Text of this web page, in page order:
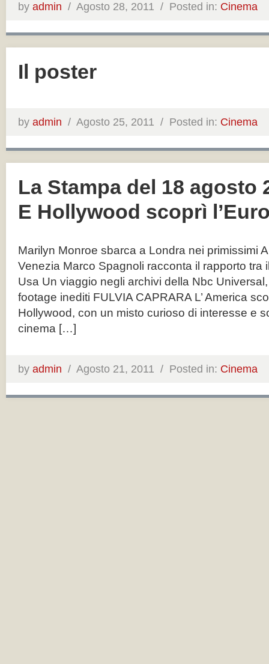
by admin / Agosto 28, 2011 / Posted in: Cinema
Il poster
by admin / Agosto 25, 2011 / Posted in: Cinema
La Stampa del 18 agosto
E Hollywood scoprì
Marilyn Monroe sbarca a Londra nei primissimi
Venezia Marco Spagnoli racconta il rapporto tra
Usa Un viaggio negli archivi della Nbc
footage inediti FULVIA CAPRARA L’ America
Hollywood, con un misto curioso di interesse e
cinema […]
by admin / Agosto 21, 2011 / Posted in: Cinema